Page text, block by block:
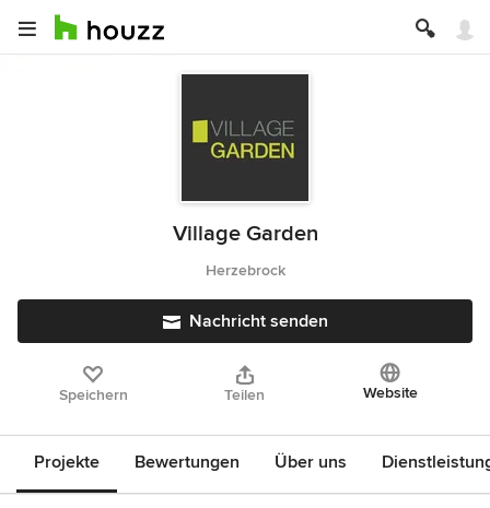
Village Garden
Herzebrock
Nachricht senden
Speichern Teilen Website
Projekte Bewertungen Über uns